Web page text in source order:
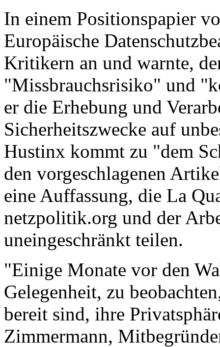
In einem Positionspapier
Europäische
Kritikern an und warnte,
"Missbrauchsrisiko" und
er die Erhebung und
Sicherheitszwecke auf
Hustinx kommt zu "dem
den vorgeschlagenen
eine Auffassung, die La
netzpolitik.org und der
uneingeschränkt teilen.
"Einige Monate vor den
Gelegenheit, zu
bereit sind, ihre
Zimmermann,